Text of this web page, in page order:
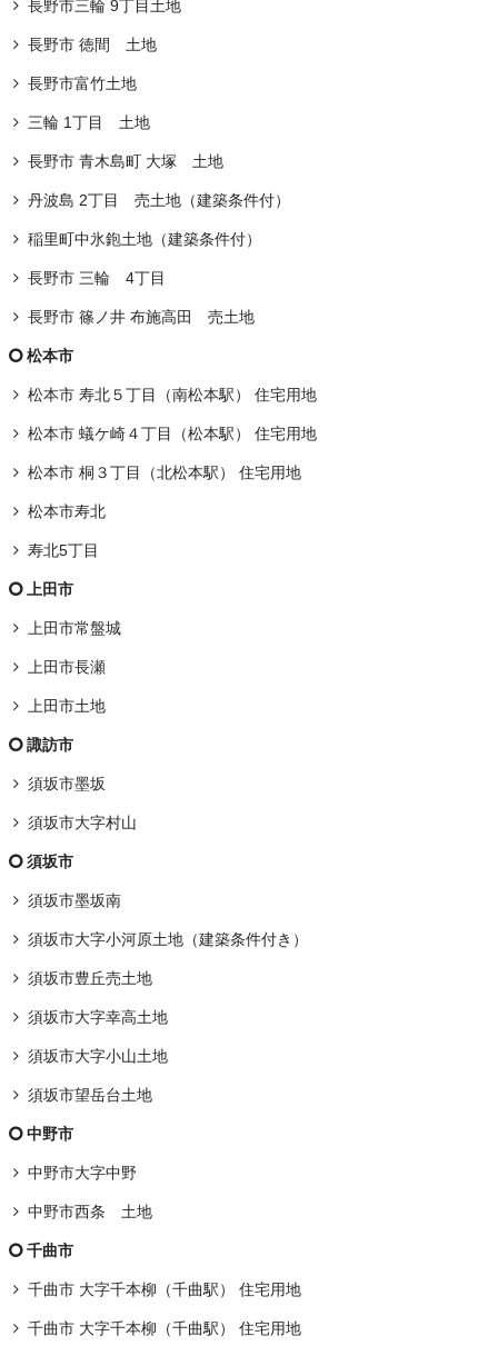
長野市三輪 9丁目土地
長野市 徳間 土地
長野市富竹土地
三輪 1丁目 土地
長野市 青木島町 大塚 土地
丹波島 2丁目 売土地（建築条件付）
稲里町中氷鉋土地（建築条件付）
長野市 三輪 4丁目
長野市 篠ノ井 布施高田 売土地
松本市
松本市 寿北５丁目（南松本駅） 住宅用地
松本市 蟻ケ崎４丁目（松本駅） 住宅用地
松本市 桐３丁目（北松本駅） 住宅用地
松本市寿北
寿北5丁目
上田市
上田市常盤城
上田市長瀬
上田市土地
諏訪市
須坂市墨坂
須坂市大字村山
須坂市
須坂市墨坂南
須坂市大字小河原土地（建築条件付き）
須坂市豊丘売土地
須坂市大字幸高土地
須坂市大字小山土地
須坂市望岳台土地
中野市
中野市大字中野
中野市西条 土地
千曲市
千曲市 大字千本柳（千曲駅） 住宅用地
千曲市 大字千本柳（千曲駅） 住宅用地